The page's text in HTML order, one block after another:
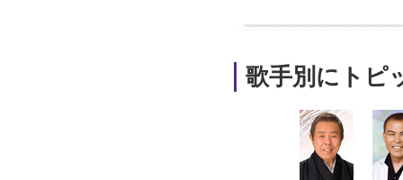
歌手別にトピ